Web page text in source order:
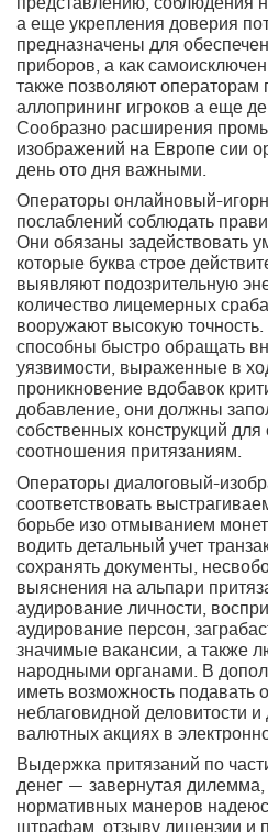
представлению, соблюдения
а еще укрепления доверия
предназначены для
приборов, а как
также позволяют операторам
аллопрининг игроков а еще
Сообразно расширения
изображений на Европе сии
день ото дня важными.
Операторы онлайновый-
послаблений соблюдать
Они обязаны задействовать
которые буква строе
выявляют подозрительную
количество лицемерных
вооружают высокую
способны быстро обращать
уязвимости, выраженные в
проникновение вдобавок
добавление, они должны
собственных конструкций для
соотношения притязаниям.
Операторы диалоговый-
соответствовать
борьбе изо отмыванием
водить детальный учет
сохранять документы,
выяснения на альпари
аудирование личности,
аудирование персон,
значимые вакансии, а также
народными органами. В
иметь возможность подавать
неблаговидной деловитости
валютных акциях в
Выдержка притязаний по
денег — завернутая
нормативных манеров